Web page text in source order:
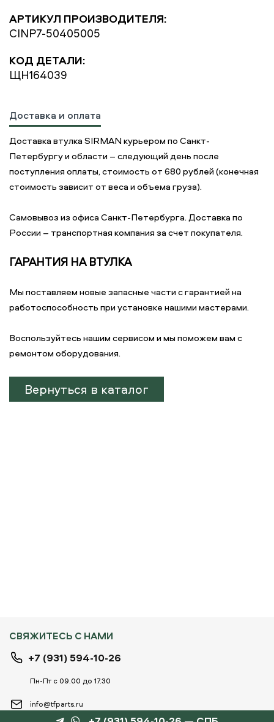
АРТИКУЛ ПРОИЗВОДИТЕЛЯ:
CINP7-50405005
КОД ДЕТАЛИ:
ЩН164039
Доставка и оплата
Доставка втулка SIRMAN курьером по Санкт-
Петербургу и области – следующий день после
поступления оплаты, стоимость от 680 рублей (конечная
стоимость зависит от веса и объема груза).
Самовывоз из офиса Санкт-Петербурга. Доставка по
России – транспортная компания за счет покупателя.
ГАРАНТИЯ НА ВТУЛКА
Мы поставляем новые запасные части с гарантией на
работоспособность при установке нашими мастерами.
Воспользуйтесь нашим сервисом и мы поможем вам с
ремонтом оборудования.
Вернуться в каталог
СВЯЖИТЕСЬ С НАМИ
+7 (931) 594-10-26
Пн-Пт с 09.00 до 17.30
info@tfparts.ru